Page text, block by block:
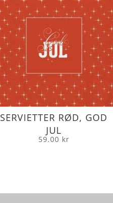
SERVIETTER RØD, GOD
JUL
59.00 kr